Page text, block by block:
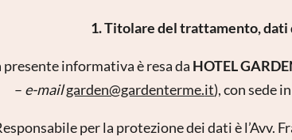
1. Titolare del trattamento,
presente informativa è resa da HOTEL
– e-mailgarden@gardenterme.it), con sede
per la protezione dei dati è l’Avv.